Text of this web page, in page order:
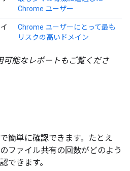
Chrome ユーザー
Chrome ユーザーにとって最も
リスクの高いドメイン
可能なレポート もご覧くださ
簡単に確認できます。たとえ
ファイル共有の回数がどのよう
できます。